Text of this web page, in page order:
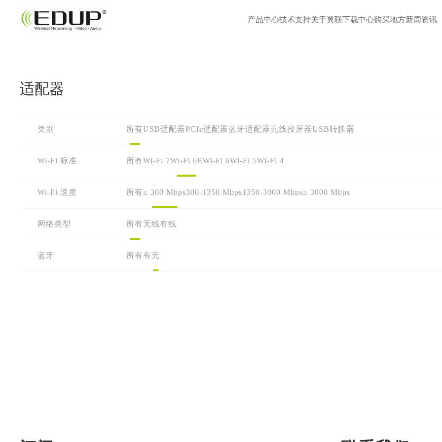
产品中心技术支持关于翼联下载中心购买地方新闻资讯
适配器
类别 所有USB适配器PCIe适配器蓝牙适配器无线投屏器USB转换器
Wi-Fi 标准 所有Wi-Fi 7Wi-Fi 6EWi-Fi 6Wi-Fi 5Wi-Fi 4
Wi-Fi 速度 所有≤ 300 Mbps300-1350 Mbps1350-3000 Mbps≥ 3000 Mbps
网络类型 所有无线有线
蓝牙 所有有无